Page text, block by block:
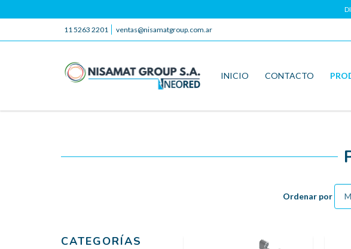
11 5263 2201 ventas@nisamatgroup.com.ar
INICIO CONTACTO
Ordenar por
CATEGORÍAS